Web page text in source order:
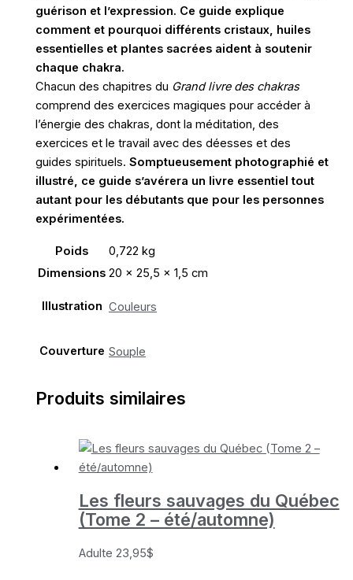
guérison et l’expression. Ce guide explique
comment et pourquoi différents cristaux, huiles
essentielles et plantes sacrées aident à soutenir
chaque chakra.
Chacun des chapitres du Grand livre des chakras
comprend des exercices magiques pour accéder à
l’énergie des chakras, dont la méditation, des
exercices et le travail avec des déesses et des
guides spirituels.Somptueusement photographié et
illustré, ce guide s’avérera un livre essentiel tout
autant pour les débutants que pour les personnes
expérimentées.
Poids
0,722 kg
Dimensions 20 × 25,5 × 1,5 cm
Illustration Couleurs
Couverture Souple
Produits similaires
Les fleurs sauvages du Québec
(Tome 2 – été/automne)
Adulte 23,95$